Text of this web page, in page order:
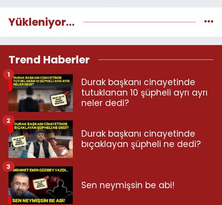
Yükleniyor...
Trend Haberler
Durak başkanı cinayetinde
tutuklanan 10 şüpheli ayrı ayrı
neler dedi?
1
Durak başkanı cinayetinde
bıçaklayan şüpheli ne dedi?
2
Sen neymişsin be abi!
3